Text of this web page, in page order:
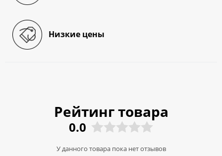
Низкие цены
Рейтинг товара
0.0
У данного товара пока нет отзывов